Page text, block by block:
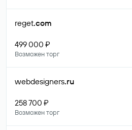
reget.com
499 000 ₽
Возможен торг
webdesigners.ru
258 700 ₽
Возможен торг